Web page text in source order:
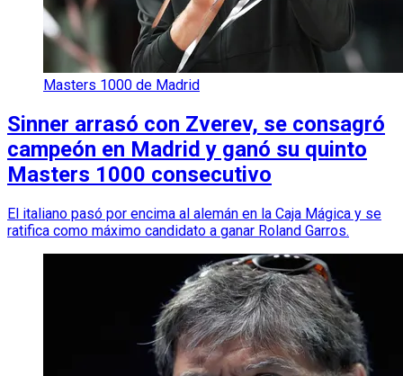
Masters 1000 de Madrid
Sinner arrasó con Zverev, se consagró
campeón en Madrid y ganó su quinto
Masters 1000 consecutivo
El italiano pasó por encima al alemán en la Caja Mágica y se
ratifica como máximo candidato a ganar Roland Garros.